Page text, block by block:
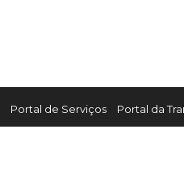
Portal de Serviços Portal da